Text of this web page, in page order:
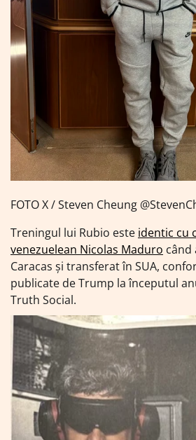
FOTO X / Steven Cheung
Treningul lui Rubio este identic cu
venezuelean Nicolas Maduro când
Caracas și transferat în SUA,
publicate de Trump la începutul
Truth Social.